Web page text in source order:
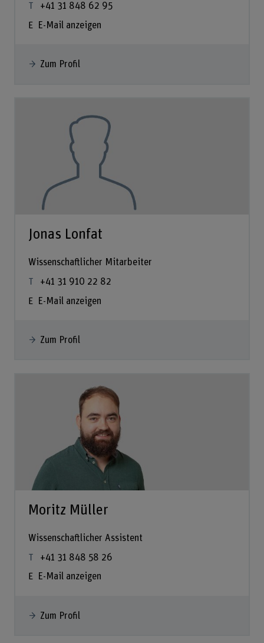
+41 31 848 62 95
E-Mail anzeigen
Zum Profil
Jonas Lonfat
Wissenschaftlicher Mitarbeiter
+41 31 910 22 82
E-Mail anzeigen
Zum Profil
Moritz Müller
Wissenschaftlicher Assistent
+41 31 848 58 26
E-Mail anzeigen
Zum Profil